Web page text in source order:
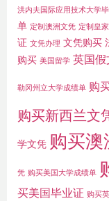
洪内夫国际应用技术大学
单 定制澳洲文凭 定制皇
证 文凭办理 文凭购买
购买 美国留学 英国假
勒冈州立大学成绩单 购
购买新西兰文
学文凭 购买澳
凭 购买美国大学成绩单
买美国毕业证 购买